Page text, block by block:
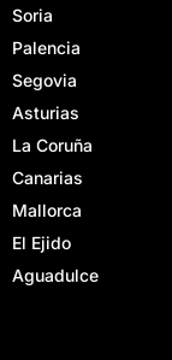
Soria
Palencia
Segovia
Asturias
La Coruña
Canarias
Mallorca
El Ejido
Aguadulce